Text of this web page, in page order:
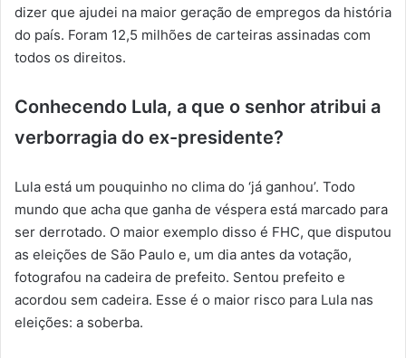
dizer que ajudei na maior geração de empregos da história
do país. Foram 12,5 milhões de carteiras assinadas com
todos os direitos.
Conhecendo Lula, a que o senhor atribui a
verborragia do ex-presidente?
Lula está um pouquinho no clima do ‘já ganhou’. Todo
mundo que acha que ganha de véspera está marcado para
ser derrotado. O maior exemplo disso é FHC, que disputou
as eleições de São Paulo e, um dia antes da votação,
fotografou na cadeira de prefeito. Sentou prefeito e
acordou sem cadeira. Esse é o maior risco para Lula nas
eleições: a soberba.